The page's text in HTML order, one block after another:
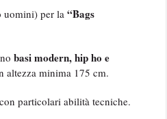
uomini) per la“Bags
basi modern, hip ho e
altezza minima 175 cm.
con particolari abilità tecniche.